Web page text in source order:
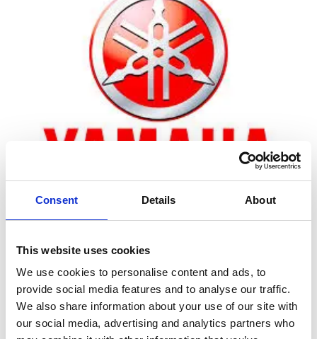
Consent Details About
This website uses cookies
We use cookies to personalise content and ads, to
provide social media features and to analyse our traffic.
We also share information about your use of our site with
our social media, advertising and analytics partners who
Zoom
Leveringstid er 5-6 dag(e)
Model/varenr.: F0N6252D0000